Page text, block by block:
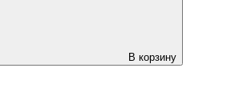
В корзину